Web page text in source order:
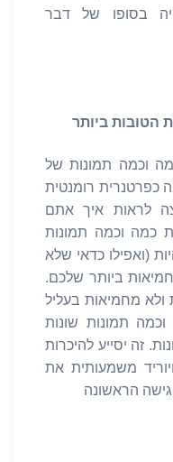
בסופו של דבר
הטובות ביותר
וכמה תמונות של
כפרטנרית רומנטית
לראות איך אתם
כמה וכמה תמונות
(ואפילו כדאי שלא
ביותר שלכם.
ולא מחמיאות בעליל
וכמה תמונות שונות
זה יסייע להיכרות
משמעותית את
הראשונה